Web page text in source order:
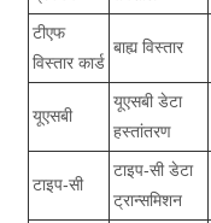
टीएफ
विस्तार कार्ड
बाह्य विस्तार
यूएसबी
यूएसबी डेटा
हस्तांतरण
टाइप-सी
टाइप-सी डेटा
ट्रान्समिशन